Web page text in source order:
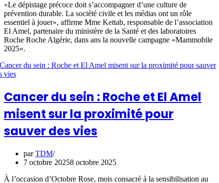
«Le dépistage précoce doit s’accompagner d’une culture de
prévention durable. La société civile et les médias ont un rôle
essentiel à jouer», affirme Mme Kettab, responsable de l’association
El Amel, partenaire du ministère de la Santé et des laboratoires
Roche Roche Algérie, dans ans la nouvelle campagne «Mammobile
2025».
Cancer du sein : Roche et El Amel
misent sur la proximité pour
sauver des vies
parTDM
7 octobre 20258 octobre 2025
À l’occasion d’Octobre Rose, mois consacré à la sensibilisation au